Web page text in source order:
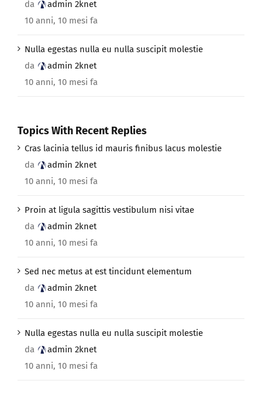
da
admin 2knet
10 anni, 10 mesi fa
Nulla egestas nulla eu nulla suscipit molestie
da
admin 2knet
10 anni, 10 mesi fa
Topics With Recent Replies
Cras lacinia tellus id mauris finibus lacus molestie
da
admin 2knet
10 anni, 10 mesi fa
Proin at ligula sagittis vestibulum nisi vitae
da
admin 2knet
10 anni, 10 mesi fa
Sed nec metus at est tincidunt elementum
da
admin 2knet
10 anni, 10 mesi fa
Nulla egestas nulla eu nulla suscipit molestie
da
admin 2knet
10 anni, 10 mesi fa